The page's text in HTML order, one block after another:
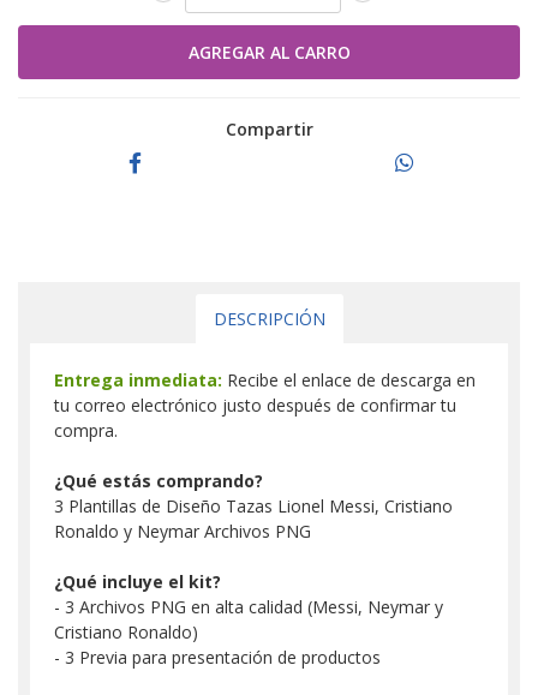
Compartir
DESCRIPCIÓN
Entrega inmediata: Recibe el enlace de descarga en
tu correo electrónico justo después de confirmar tu
compra.
¿Qué estás comprando?
3 Plantillas de Diseño Tazas Lionel Messi, Cristiano
Ronaldo y Neymar Archivos PNG
¿Qué incluye el kit?
- 3 Archivos PNG en alta calidad (Messi, Neymar y
Cristiano Ronaldo)
- 3 Previa para presentación de productos